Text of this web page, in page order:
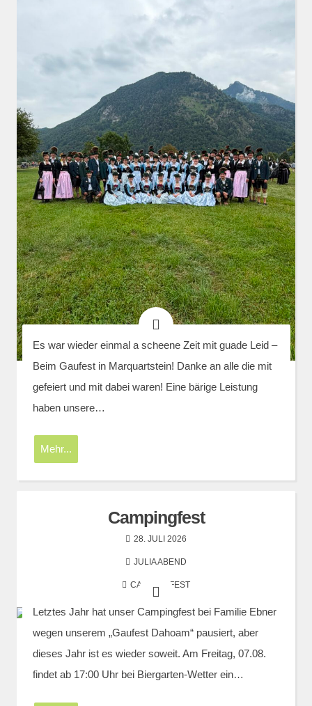
Es war wieder einmal a scheene Zeit mit guade Leid –
Beim Gaufest in Marquartstein! Danke an alle die mit
gefeiert und mit dabei waren! Eine bärige Leistung
haben unsere…
Mehr...
Campingfest
28. JULI 2026
JULIA ABEND
CAMPINGFEST
Letztes Jahr hat unser Campingfest bei Familie Ebner
wegen unserem „Gaufest Dahoam“ pausiert, aber
dieses Jahr ist es wieder soweit. Am Freitag, 07.08.
findet ab 17:00 Uhr bei Biergarten-Wetter ein…